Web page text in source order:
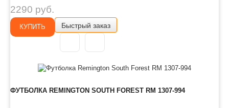
сковывает движения и комфортен при носке. В летний период она
защищает от солнечных лучей, а в демисезон и зиму подходит в
качестве базового слоя, эффективно отводя влагу от тела и со..
2290 руб.
КУПИТЬ Быстрый заказ
ФУТБОЛКА REMINGTON SOUTH FOREST RM 1307-994